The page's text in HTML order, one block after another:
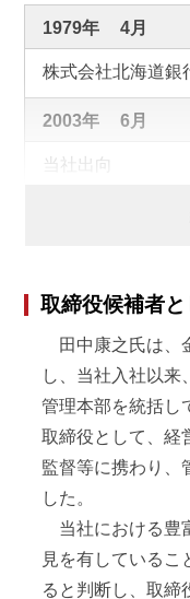
1979年 4月
株式会社北海道銀
2003年 6月
当社出向
当社取締役就任
2007年 5月
当社常務取締役就
当社管理本部長（
当社執行役員就任
2014年 6月
取締役候補者
田中康之氏は、
し、当社入社以来
管理本部を統括し
取締役として、経
監督等に携わり、
した。
当社における豊
見を有しているこ
ると判断し、取締